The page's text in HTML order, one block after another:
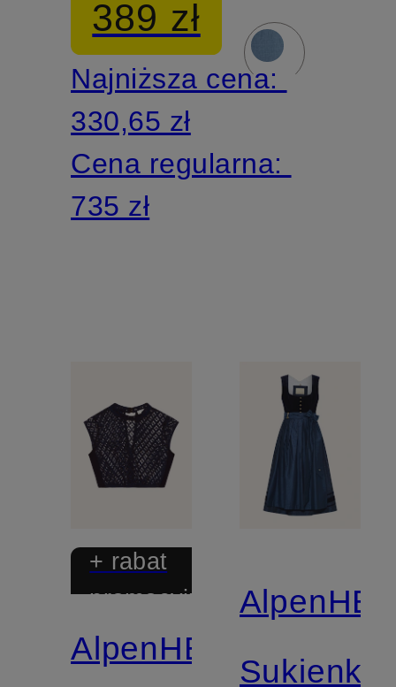
389 zł
Najniższa cena:
330,65 zł
Cena regularna:
735 zł
przędzą
+ rabat
promocyjny
AlpenHERZ
Sukienka